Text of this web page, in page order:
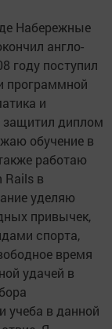
Набережные
англо-
году поступил
программной
и
защитил диплом
обучение в
работаю
Rails в
уделяю
привычек,
спорта,
время
удачей в
учеба в данной